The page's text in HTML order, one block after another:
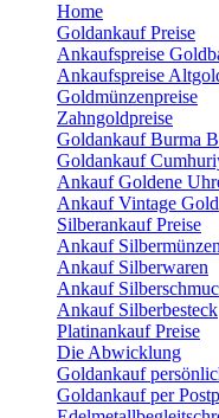
Home
Goldankauf Preise
Ankaufspreise
Ankaufspreise
Goldmünzenpreise
Zahngoldpreise
Goldankauf Burma
Goldankauf
Ankauf Goldene
Ankauf Vintage Gold
Silberankauf Preise
Ankauf Silbermünzen
Ankauf Silberwaren
Ankauf
Ankauf Silberbesteck
Platinankauf Preise
Die Abwicklung
Goldankauf
Goldankauf per